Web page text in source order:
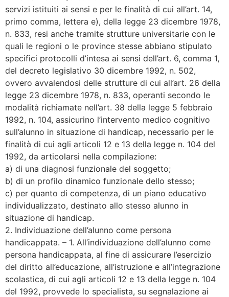
servizi istituiti ai sensi e per le finalità di cui all’art. 14,
primo comma, lettera e), della legge 23 dicembre 1978,
n. 833, resi anche tramite strutture universitarie con le
quali le regioni o le province stesse abbiano stipulato
specifici protocolli d’intesa ai sensi dell’art. 6, comma 1,
del decreto legislativo 30 dicembre 1992, n. 502,
ovvero avvalendosi delle strutture di cui all’art. 26 della
legge 23 dicembre 1978, n. 833, operanti secondo le
modalità richiamate nell’art. 38 della legge 5 febbraio
1992, n. 104, assicurino l’intervento medico cognitivo
sull’alunno in situazione di handicap, necessario per le
finalità di cui agli articoli 12 e 13 della legge n. 104 del
1992, da articolarsi nella compilazione:
a) di una diagnosi funzionale del soggetto;
b) di un profilo dinamico funzionale dello stesso;
c) per quanto di competenza, di un piano educativo
individualizzato, destinato allo stesso alunno in
situazione di handicap.
2. Individuazione dell’alunno come persona
handicappata. – 1. All’individuazione dell’alunno come
persona handicappata, al fine di assicurare l’esercizio
del diritto all’educazione, all’istruzione e all’integrazione
scolastica, di cui agli articoli 12 e 13 della legge n. 104
del 1992, provvede lo specialista, su segnalazione ai